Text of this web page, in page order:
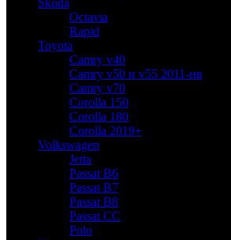
Skoda
Octavia
Rapid
Toyota
Camry v40
Camry v50 и v55 2011-нв
Camry v70
Corolla 150
Corolla 180
Corolla 2019+
Volkswagen
Jetta
Passat B6
Passat B7
Passat B8
Passat CC
Polo